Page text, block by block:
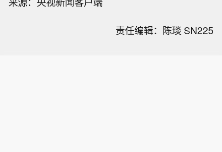
责任编辑：陈琰 SN225